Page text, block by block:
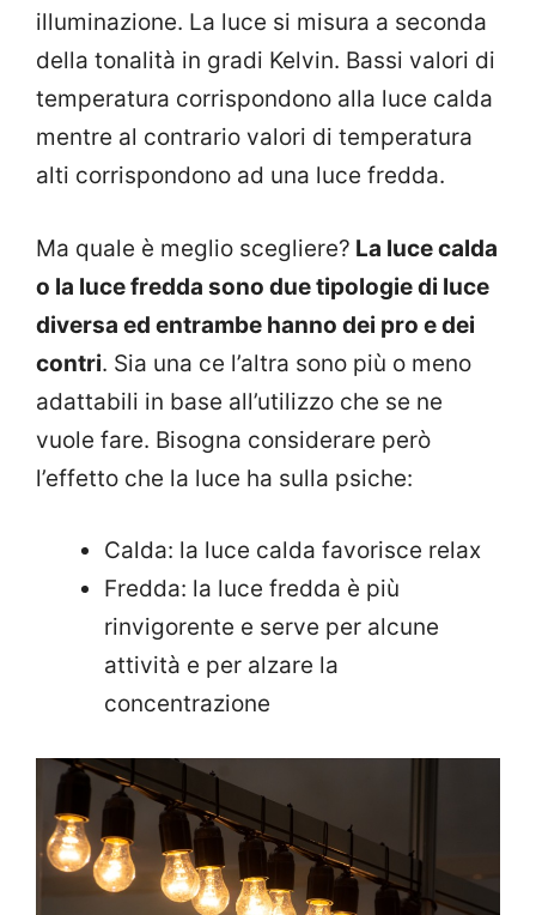
illuminazione. La luce si misura a seconda
della tonalità in gradi Kelvin. Bassi valori di
temperatura corrispondono alla luce calda
mentre al contrario valori di temperatura
alti corrispondono ad una luce fredda.
Ma quale è meglio scegliere? La luce calda
o la luce fredda sono due tipologie di luce
diversa ed entrambe hanno dei pro e dei
contri. Sia una ce l’altra sono più o meno
adattabili in base all’utilizzo che se ne
vuole fare. Bisogna considerare però
l’effetto che la luce ha sulla psiche:
Calda: la luce calda favorisce relax
Fredda: la luce fredda è più
rinvigorente e serve per alcune
attività e per alzare la
concentrazione